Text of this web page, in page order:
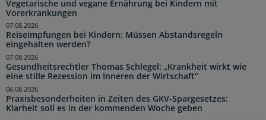
Vegetarische und vegane Ernährung bei Kindern mit
Vorerkrankungen
Reiseimpfungen bei Kindern: Müssen Abstandsregeln
eingehalten werden?
07.08.2026
Gesundheitsrechtler Thomas Schlegel: „Krankheit wirkt wie
eine stille Rezession im Inneren der Wirtschaft“
07.08.2026
Praxisbesonderheiten in Zeiten des GKV-Spargesetzes:
Klarheit soll es in der kommenden Woche geben
06.08.2026